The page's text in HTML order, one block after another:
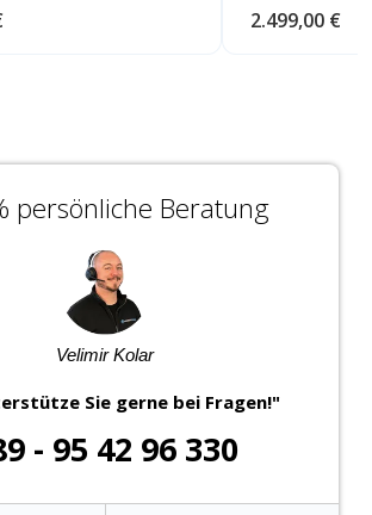
2.499,00 €
persönliche Beratung
Velimir Kolar
Sie gerne bei Fragen!"
- 95 42 96 330